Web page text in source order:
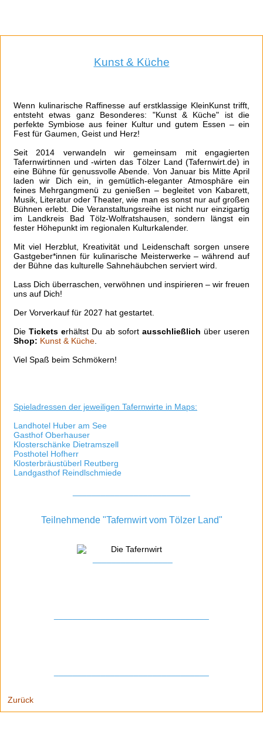
Kunst & Küche
Wenn kulinarische Raffinesse auf erstklassige KleinKunst trifft,
entsteht etwas ganz Besonderes: "Kunst & Küche" ist die
perfekte Symbiose aus feiner Kultur und gutem Essen – ein
Fest für Gaumen, Geist und Herz!
Seit 2014 verwandeln wir gemeinsam mit engagierten
Tafernwirtinnen und -wirten das Tölzer Land (Tafernwirt.de) in
eine Bühne für genussvolle Abende. Von Januar bis Mitte April
laden wir Dich ein, in gemütlich-eleganter Atmosphäre ein
feines Mehrgangmenü zu genießen – begleitet von Kabarett,
Musik, Literatur oder Theater, wie man es sonst nur auf großen
Bühnen erlebt. Die Veranstaltungsreihe ist nicht nur einzigartig
im Landkreis Bad Tölz-Wolfratshausen, sondern längst ein
fester Höhepunkt im regionalen Kulturkalender.
Mit viel Herzblut, Kreativität und Leidenschaft sorgen unsere
Gastgeber*innen für kulinarische Meisterwerke – während auf
der Bühne das kulturelle Sahnehäubchen serviert wird.
Lass Dich überraschen, verwöhnen und inspirieren – wir freuen
uns auf Dich!
Der Vorverkauf für 2027 hat gestartet.
DieTickets erhältst Du ab sofort ausschließlich über useren
Shop: Kunst & Küche
Viel Spaß beim Schmökern!
Spieladressen der jeweiligen Tafernwirte in Maps:
Landhotel Huber am See
Gasthof Oberhauser
Klosterschänke Dietramszell
Posthotel Hofherr
Klosterbräustüberl Reutberg
Landgasthof Reindlschmiede
Teilnehmende "Tafernwirt vom Tölzer Land"
Zurück